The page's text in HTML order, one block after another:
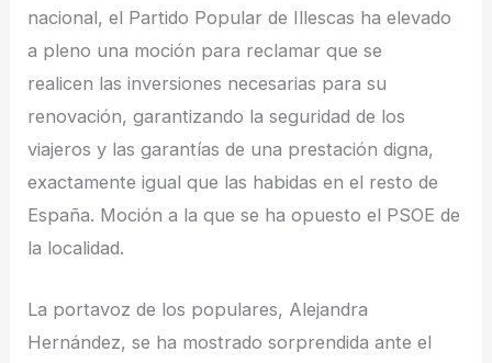
nacional, el Partido Popular de Illescas ha elevado
a pleno una moción para reclamar que se
realicen las inversiones necesarias para su
renovación, garantizando la seguridad de los
viajeros y las garantías de una prestación digna,
exactamente igual que las habidas en el resto de
España. Moción a la que se ha opuesto el PSOE de
la localidad.
La portavoz de los populares, Alejandra
Hernández, se ha mostrado sorprendida ante el